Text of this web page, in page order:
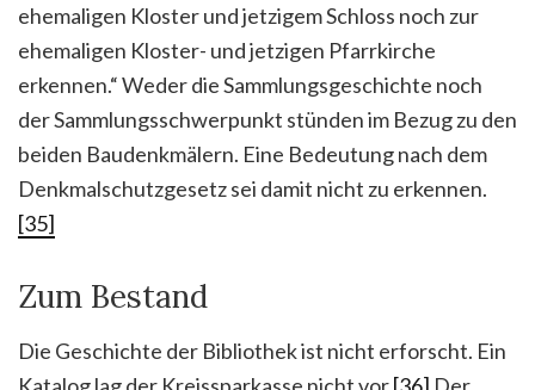
ehemaligen Kloster und jetzigem Schloss noch zur
ehemaligen Kloster- und jetzigen Pfarrkirche
erkennen.“ Weder die Sammlungsgeschichte noch
der Sammlungsschwerpunkt stünden im Bezug zu den
beiden Baudenkmälern. Eine Bedeutung nach dem
Denkmalschutzgesetz sei damit nicht zu erkennen.
[35]
Zum Bestand
Die Geschichte der Bibliothek ist nicht erforscht. Ein